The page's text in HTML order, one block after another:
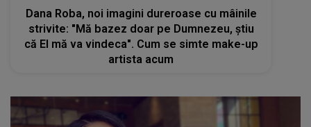
Dana Roba, noi imagini dureroase cu mâinile
strivite: "Mă bazez doar pe Dumnezeu, știu
că El mă va vindeca". Cum se simte make-up
artista acum